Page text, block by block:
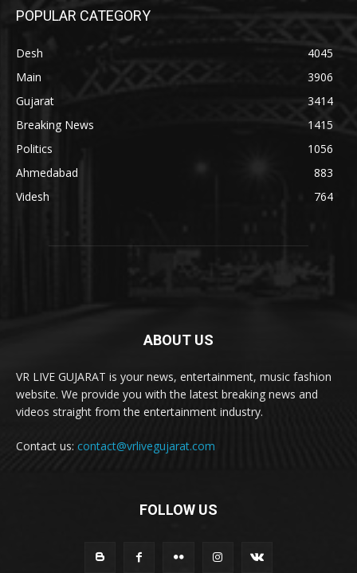
POPULAR CATEGORY
Desh
4045
Main
3906
Gujarat
3414
Breaking News
1415
Politics
1056
Ahmedabad
883
Videsh
764
ABOUT US
VR LIVE GUJARAT is your news, entertainment, music fashion
website. We provide you with the latest breaking news and
videos straight from the entertainment industry.
Contact us: contact@vrlivegujarat.com
FOLLOW US